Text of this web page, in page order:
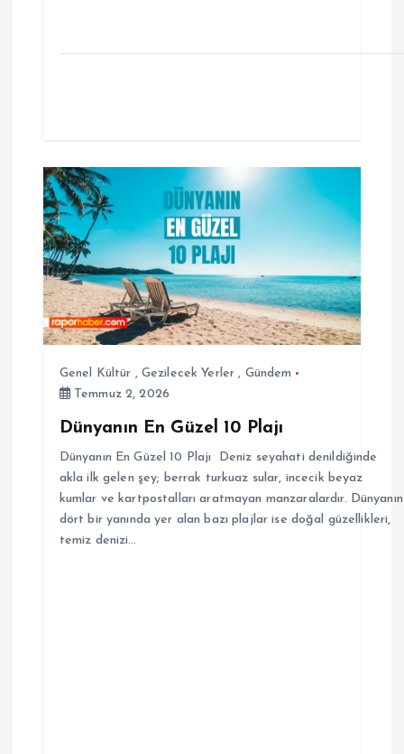
Genel Kültür , Gezilecek Yerler , Gündem
Temmuz 2, 2026
Dünyanın En Güzel 10 Plajı
Dünyanın En Güzel 10 Plajı Deniz seyahati denildiğinde
akla ilk gelen şey; berrak turkuaz sular, incecik beyaz
kumlar ve kartpostalları aratmayan manzaralardır. Dünyanın
dört bir yanında yer alan bazı plajlar ise doğal güzellikleri,
temiz denizi…